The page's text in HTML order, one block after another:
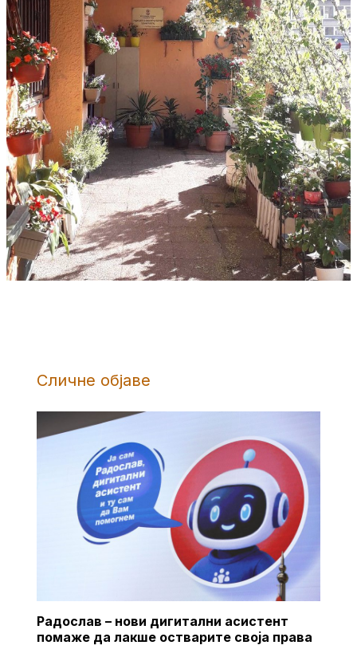
Сличне објаве
Радослав – нови дигитални асистент
помаже да лакше остварите своја права